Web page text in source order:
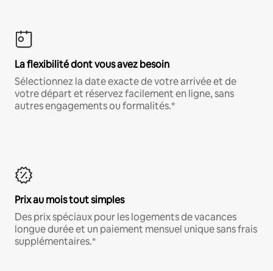
La flexibilité dont vous avez besoin
Sélectionnez la date exacte de votre arrivée et de
votre départ et réservez facilement en ligne, sans
autres engagements ou formalités.*
Prix au mois tout simples
Des prix spéciaux pour les logements de vacances
longue durée et un paiement mensuel unique sans frais
supplémentaires.*